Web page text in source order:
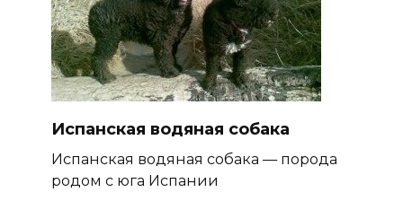
Испанская водяная собака
Испанская водяная собака — порода
родом с юга Испании